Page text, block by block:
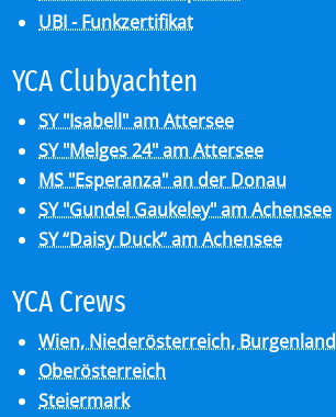
UBI - Funkzertifikat
YCA Club­y­ach­ten
SY "Isabell" am Attersee
SY "Melges 24" am Attersee
MS "Esperanza" an der Donau
SY "Gundel Gaukeley" am Achensee
SY “Daisy Duck” am Achensee
YCA Crews
Wien, Niederösterreich, Burgenland
Oberösterreich
Steiermark